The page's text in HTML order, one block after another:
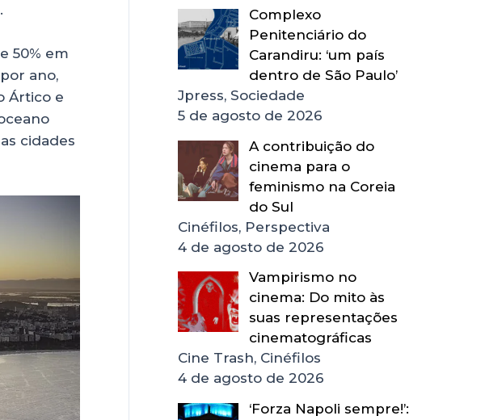
50% em
ano,
Ártico e
cidades
Complexo
Penitenciário do
Carandiru: ‘um país
dentro de São Paulo’
Jpress, Sociedade
5 de agosto de 2026
A contribuição do
cinema para o
feminismo na Coreia
do Sul
Cinéfilos, Perspectiva
4 de agosto de 2026
Vampirismo no
cinema: Do mito às
suas representações
cinematográficas
Cine Trash, Cinéfilos
4 de agosto de 2026
‘Forza Napoli sempre!’: